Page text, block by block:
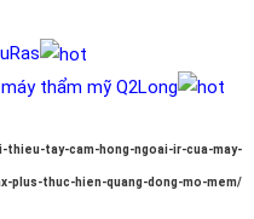
thẩm mỹ Q2Long
tay-cam-hong-ngoai-ir-cua-may-
plus-thuc-hien-quang-dong-mo-mem/